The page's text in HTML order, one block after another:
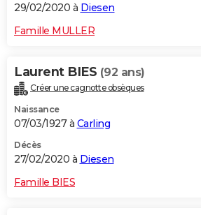
29/02/2020 à Diesen
Famille MULLER
Laurent BIES (92 ans)
Créer une cagnotte obsèques
Naissance
07/03/1927 à Carling
Décès
27/02/2020 à Diesen
Famille BIES